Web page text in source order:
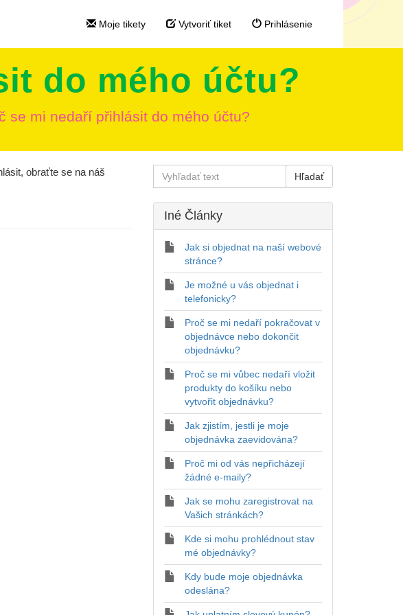
Moje tikety Vytvoriť tiket Prihlásenie
do mého účtu?
se mi nedaří přihlásit do mého účtu?
obraťte se na náš
Iné Články
Jak si objednat na naší webové
stránce?
Je možné u vás objednat i
telefonicky?
Proč se mi nedaří pokračovat v
objednávce nebo dokončit
objednávku?
Proč se mi vůbec nedaří vložit
produkty do košíku nebo
vytvořit objednávku?
Jak zjistím, jestli je moje
objednávka zaevidována?
Proč mi od vás nepřicházejí
žádné e-maily?
Jak se mohu zaregistrovat na
Vašich stránkách?
Kde si mohu prohlédnout stav
mé objednávky?
Kdy bude moje objednávka
odeslána?